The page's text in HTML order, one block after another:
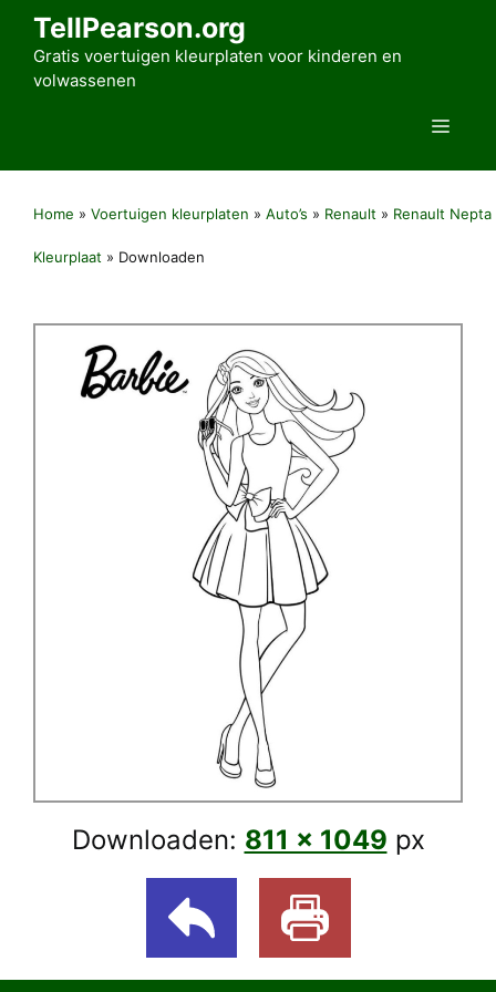
TellPearson.org
Gratis voertuigen kleurplaten voor kinderen en
volwassenen
Menu
Home » Voertuigen kleurplaten » Auto’s » Renault » Renault Nepta
Kleurplaat » Downloaden
Downloaden: 811 × 1049 px